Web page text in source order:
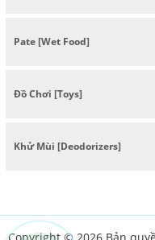
Pate [Wet Food]
Đồ Chơi [Toys]
Khử Mùi [Deodorizers]